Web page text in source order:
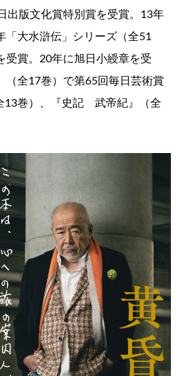
出版文化賞特別賞を受賞。13年
「大水滸伝」シリーズ（全51
受賞。20年に旭日小綬章を受
（全17巻）で第65回毎日芸術賞
13巻）、『史記 武帝紀』（全